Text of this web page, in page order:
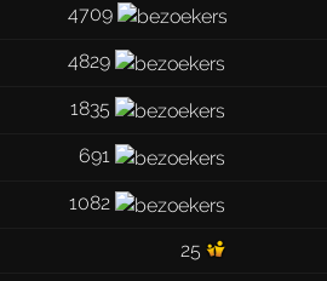
4709
4829
1835
691
1082
25